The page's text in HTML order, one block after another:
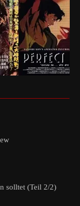
solltet (Teil 2/2)